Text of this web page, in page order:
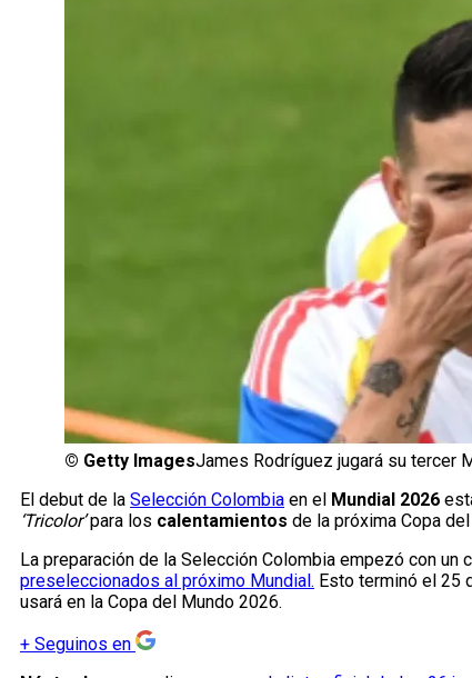
© Getty ImagesJames Rodríguez jugará su tercer
El debut de la Selección Colombia en el Mundial 2026
‘Tricolor’para los calentamientos de la próxima Copa
La preparación de la Selección Colombia empezó con
preseleccionados al próximo Mundial. Esto terminó el 25
usará en la Copa del Mundo 2026.
+ Seguinos en